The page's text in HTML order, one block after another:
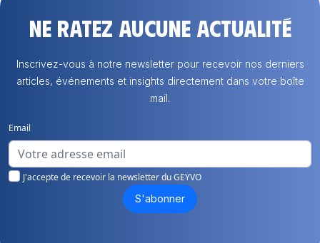
Ne ratez aucune actualité
Inscrivez-vous à notre newsletter pour recevoir nos derniers
articles, événements et insights directement dans votre boîte
mail.
Email
J'accepte de recevoir la newsletter du GEYVO
S'abonner